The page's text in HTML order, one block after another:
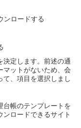
ンロードする
決定します。前述の通
マットがないため、会
て、項目を選択しまし
台帳のテンプレートを
ンロードできるサイト